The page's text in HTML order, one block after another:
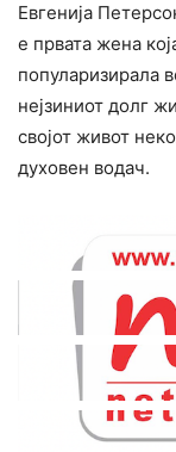
Евгенија
e првата жена
популаризирала
нејзиниот долг
својот живот
духовен водач.